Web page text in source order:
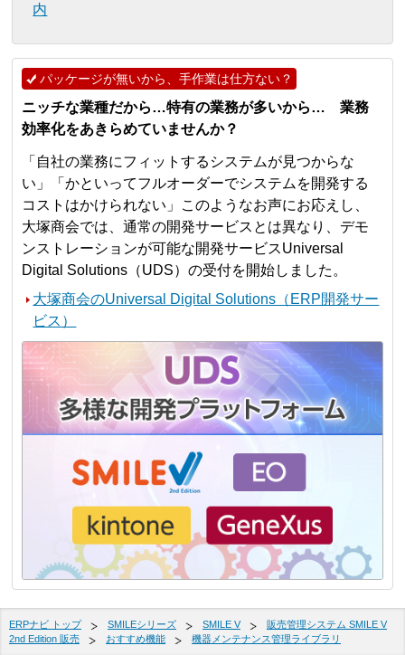
内
パッケージが無いから、手作業は仕方ない？
ニッチな業種だから…特有の業務が多いから… 業務
効率化をあきらめていませんか？
「自社の業務にフィットするシステムが見つからな
い」「かといってフルオーダーでシステムを開発する
コストはかけられない」このようなお声にお応えし、
大塚商会では、通常の開発サービスとは異なり、デモ
ンストレーションが可能な開発サービスUniversal
Digital Solutions（UDS）の受付を開始しました。
大塚商会のUniversal Digital Solutions（ERP開発サー
ビス）
ERPナビ トップ SMILEシリーズ SMILE V
販売管理システム SMILE V
2nd Edition 販売
おすすめ機能 機器メンテナンス管理ライブラリ